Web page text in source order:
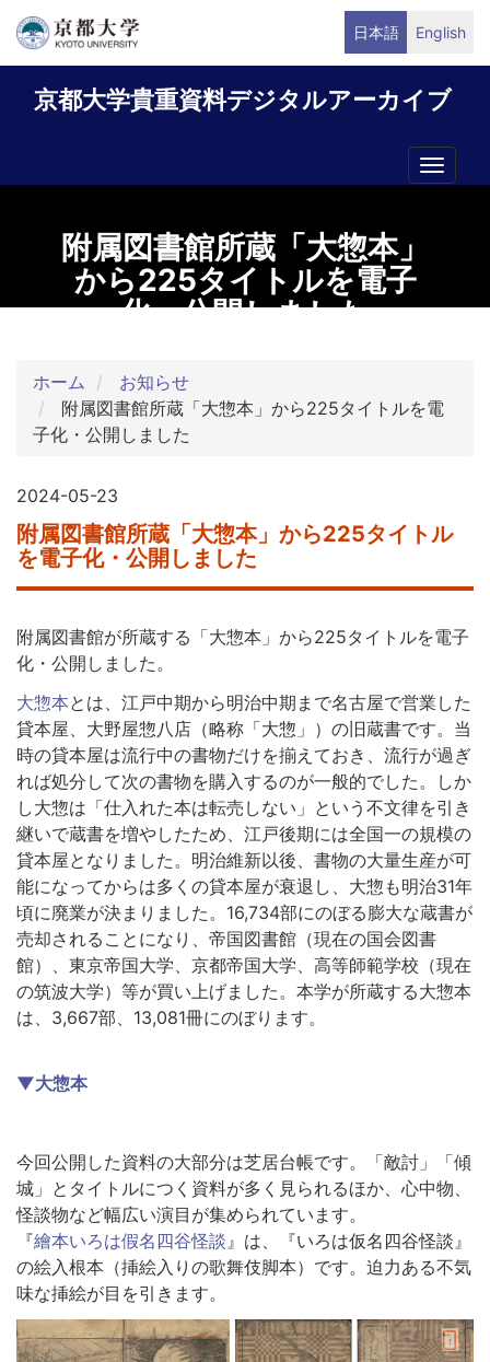
メ
ン
日本語 English
京都大学貴重資料デジタルアーカイブ
Toggle
附属図書館所蔵「大惣本」
から225タイトルを電子
化・公開しました
ホーム
お知らせ
附属図書館所蔵「大惣本」から225タイトルを電
子化・公開しました
2024-05-23
附属図書館所蔵「大惣本」から225タイトル
を電子化・公開しました
附属図書館が所蔵する「大惣本」から225タイトルを電子
化・公開しました。
大惣本とは、江戸中期から明治中期まで名古屋で営業した
貸本屋、大野屋惣八店（略称「大惣」）の旧蔵書です。当
時の貸本屋は流行中の書物だけを揃えておき、流行が過ぎ
れば処分して次の書物を購入するのが一般的でした。しか
し大惣は「仕入れた本は転売しない」という不文律を引き
継いで蔵書を増やしたため、江戸後期には全国一の規模の
貸本屋となりました。明治維新以後、書物の大量生産が可
能になってからは多くの貸本屋が衰退し、大惣も明治31年
頃に廃業が決まりました。16,734部にのぼる膨大な蔵書が
売却されることになり、帝国図書館（現在の国会図書
館）、東京帝国大学、京都帝国大学、高等師範学校（現在
の筑波大学）等が買い上げました。本学が所蔵する大惣本
は、3,667部、13,081冊にのぼります。
▼大惣本
今回公開した資料の大部分は芝居台帳です。「敵討」「傾
城」とタイトルにつく資料が多く見られるほか、心中物、
怪談物など幅広い演目が集められています。
『繪本いろは假名四谷怪談』 は、『いろは仮名四谷怪談』
の絵入根本（挿絵入りの歌舞伎脚本）です。迫力ある不気
味な挿絵が目を引きます。